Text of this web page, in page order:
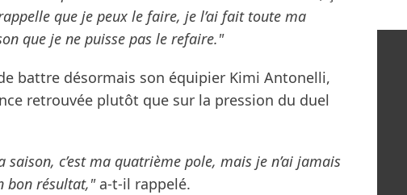
que je peux le faire, je l’ai fait toute ma
que je ne puisse pas le refaire."
battre désormais son équipier Kimi Antonelli,
retrouvée plutôt que sur la pression du duel
saison, c’est ma quatrième pole, mais je n’ai jamais
bon résultat,"a-t-il rappelé.